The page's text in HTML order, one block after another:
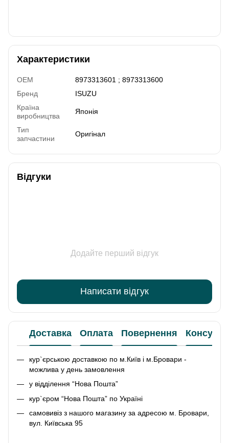
Характеристики
OEM
8973313601 ; 8973313600
Бренд
ISUZU
Країна
виробництва
Японія
Тип
запчастини
Оригінал
Відгуки
Додайте перший відгук
Написати відгук
Доставка Оплата Повернення
кур`єрською доставкою по м.Київ і м.Бровари -
можлива у день замовлення
у відділення “Нова Пошта”
кур`єром “Нова Пошта” по Україні
самовивіз з нашого магазину за адресою м. Бровари,
вул. Київська 95